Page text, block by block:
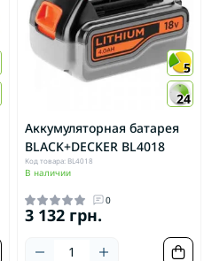
5
24
Аккумуляторная батарея
BLACK+DECKER BL4018
Код товара: BL4018
В наличии
0
3 132 грн.